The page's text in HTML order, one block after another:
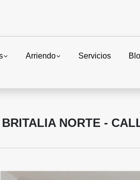
Arriendo Servicios
NORTE -